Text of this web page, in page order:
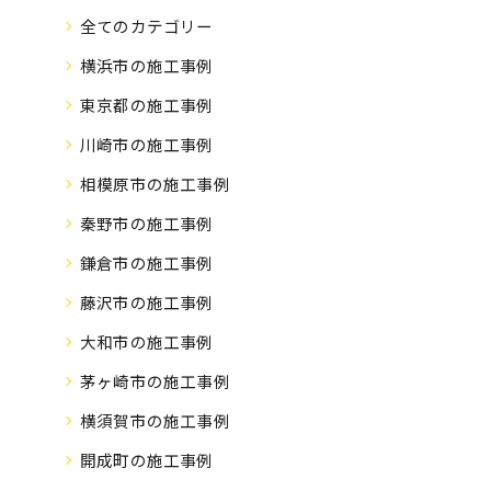
全てのカテゴリー
横浜市の施工事例
東京都の施工事例
川崎市の施工事例
相模原市の施工事例
秦野市の施工事例
鎌倉市の施工事例
藤沢市の施工事例
大和市の施工事例
茅ヶ崎市の施工事例
横須賀市の施工事例
開成町の施工事例